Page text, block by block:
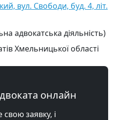
вул. Свободи, буд. 4, літ.
адвокатська діяльність)
Хмельницької області
онлайн
заявку, і